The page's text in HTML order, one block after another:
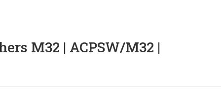
M32 | ACPSW/M32 |